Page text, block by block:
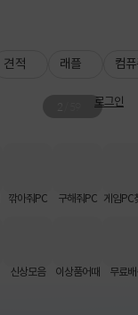
견적 래플 컴
로그인
깎아줘PC 구해줘PC 게임PC
신상모음 이상품어때 무료